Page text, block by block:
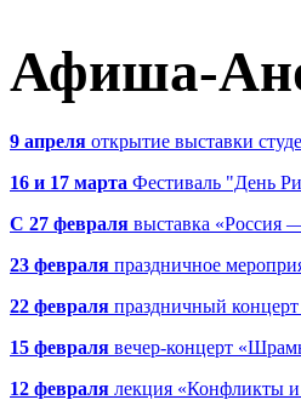
Афиша-
9 апреля открытие выставки
16 и 17 марта Фестиваль "День
С 27 февраля выставка «Россия
23 февраля праздничное
22 февраля праздничный
15 февраля вечер-концерт
12 февраля лекция «Конфликты